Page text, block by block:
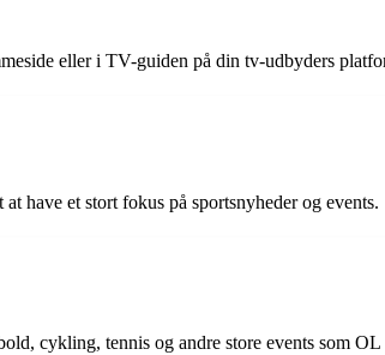
eller i TV-guiden på din tv-udbyders
have et stort fokus på sportsnyheder og events.
cykling, tennis og andre store events som